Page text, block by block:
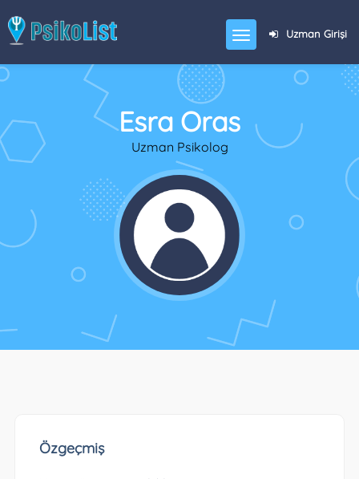
Uzman Girişi
Esra Oras
Uzman Psikolog
Özgeçmiş